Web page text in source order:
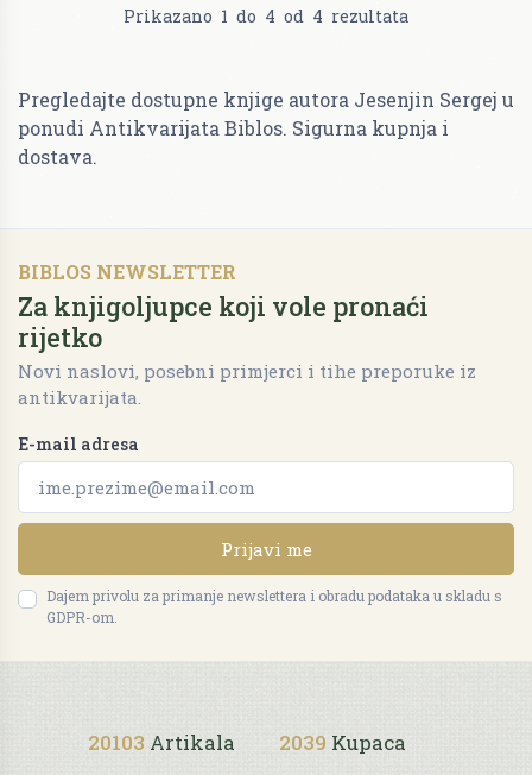
Prikazano 1 do 4 od 4 rezultata
Pregledajte dostupne knjige autora Jesenjin Sergej u
ponudi Antikvarijata Biblos. Sigurna kupnja i
dostava.
BIBLOS NEWSLETTER
Za knjigoljupce koji vole pronaći
rijetko
Novi naslovi, posebni primjerci i tihe preporuke iz
antikvarijata.
E-mail adresa
Prijavi me
Dajem privolu za primanje newslettera i obradu podataka u skladu s
GDPR-om.
20103 Artikala 2039 Kupaca